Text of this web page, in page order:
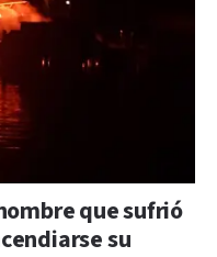
que sufrió
su